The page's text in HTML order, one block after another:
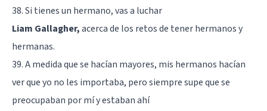
38. Si tienes un hermano, vas a luchar
Liam Gallagher,acerca de los retos de tener hermanos y
hermanas.
39. A medida que se hacían mayores, mis hermanos hacían
ver que yo no les importaba, pero siempre supe que se
preocupaban por mí y estaban ahí